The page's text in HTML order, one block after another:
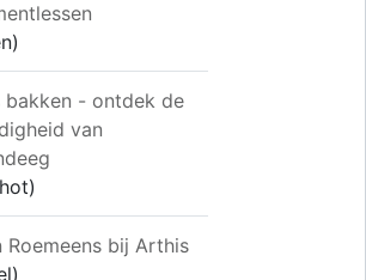
bakken - ontdek de
van
Roemeens bij Arthis